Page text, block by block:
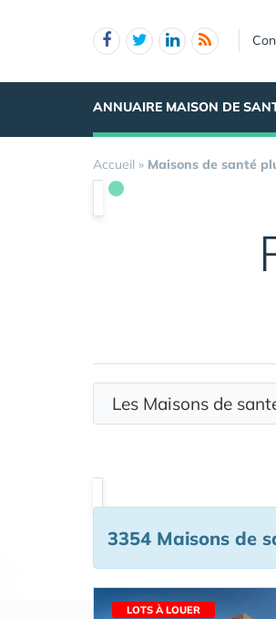
ANNUAIRE MAISON DE
Accueil » Maisons de santé
Les Maisons de
3354 Maisons de
LOTS À LOUER